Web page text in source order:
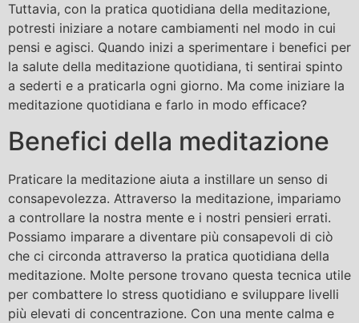
Tuttavia, con la pratica quotidiana della meditazione,
potresti iniziare a notare cambiamenti nel modo in cui
pensi e agisci. Quando inizi a sperimentare i benefici per
la salute della meditazione quotidiana, ti sentirai spinto
a sederti e a praticarla ogni giorno. Ma come iniziare la
meditazione quotidiana e farlo in modo efficace?
Benefici della meditazione
Praticare la meditazione aiuta a instillare un senso di
consapevolezza. Attraverso la meditazione, impariamo
a controllare la nostra mente e i nostri pensieri errati.
Possiamo imparare a diventare più consapevoli di ciò
che ci circonda attraverso la pratica quotidiana della
meditazione. Molte persone trovano questa tecnica utile
per combattere lo stress quotidiano e sviluppare livelli
più elevati di concentrazione. Con una mente calma e